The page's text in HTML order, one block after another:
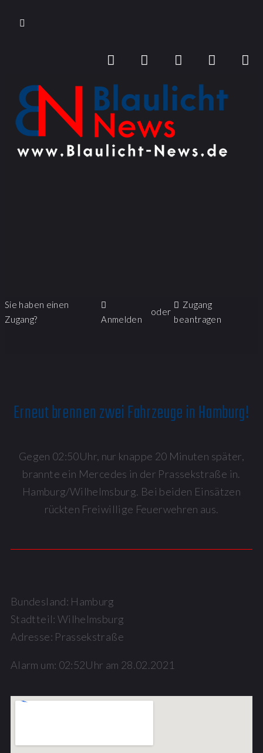
Sie haben einen
Zugang?
Anmelden
oder
Zugang
beantragen
Erneut brennen zwei Fahrzeuge in Hamburg!
Gegen 02:50Uhr, nur knappe 20 Minuten später,
brannte ein Mercedes in der Prassekstraße in.
Hamburg/Wilhelmsburg. Bei beiden Einsätzen
rückten Freiwillige Feuerwehren aus.
Bundesland: Hamburg
Stadtteil: Wilhelmsburg
Adresse: Prassekstraße
Alarm um: 02:52Uhr am 28.02.2021